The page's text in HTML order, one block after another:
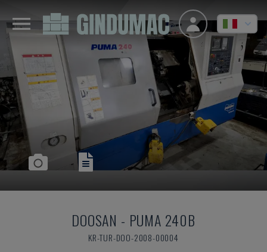
DOOSAN - PUMA 240B
KR-TUR-DOO-2008-00004